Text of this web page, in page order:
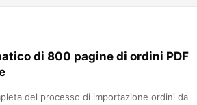
di 800 pagine di ordini PDF
del processo di importazione ordini da